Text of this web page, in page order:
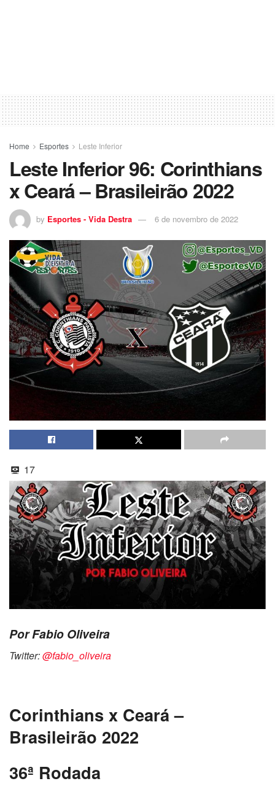
Home Esportes Leste Inferior
Leste Inferior 96: Corinthians
x Ceará – Brasileirão 2022
by Esportes - Vida Destra 6 de novembro de 2022
17
Por Fabio Oliveira
Twitter:@fabio_oliveira
Corinthians x Ceará –
Brasileirão 2022
36ª Rodada